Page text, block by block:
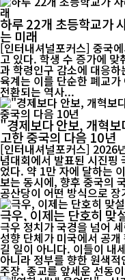
하루 22개 초등학교가
는 미래
[인터내셔널포커스] 중국
고 있다. 학생 수 증가에
과 학령인구 감소에 대응
육계는 이를 단순한 폐교
전환되는 역사...
"경제보다 안보, 개혁
고한 중국의 다음 10년
[인터내셔널포커스] 2026
념대회에서 발표된 시진핑
었다. 약 1만 자에 달하는
보는 동시에, 향후 중국의
공산당이 어떤 방식으로
극우, 이제는 단호히 맞
극우 정치가 국경을 넘어
성향 단체가 미국에서 공
길 일이 아니다. 이들이 내
아니라 정부를 향한 원색
주장, 종교를 앞세운 선동